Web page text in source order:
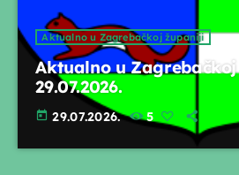
Aktualno u Zagrebačkoj županiji
Aktualno u
29.07.2026.
today 29.07.2026. 5